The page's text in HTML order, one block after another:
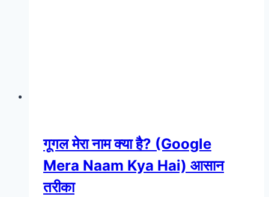
गूगल मेरा नाम क्या है? (Google
Mera Naam Kya Hai) आसान
तरीका